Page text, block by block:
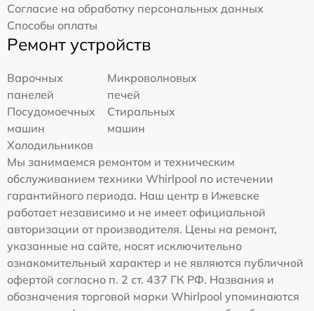
Согласие на обработку персональных данных
Способы оплаты
Ремонт устройств
Варочных
панелей
Микроволновых
печей
Посудомоечных
машин
Стиральных
машин
Холодильников
Мы занимаемся ремонтом и техническим
обслуживанием техники Whirlpool по истечении
гарантийного периода. Наш центр в Ижевске
работает независимо и не имеет официальной
авторизации от производителя. Цены на ремонт,
указанные на сайте, носят исключительно
ознакомительный характер и не являются публичной
офертой согласно п. 2 ст. 437 ГК РФ. Названия и
обозначения торговой марки Whirlpool упоминаются